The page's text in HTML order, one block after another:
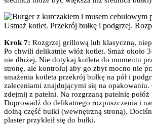
Usmaż kotlet. Przekrój bułkę i podgrzej.
Krok 7: Rozgrzej grillową lub klasyczną,
Po chwili delikatnie włóż kotlet. Smaż około
nie dłużej. Nie dotykaj kotleta do momentu
stronę, ale kontroluj aby go zbyt mocno nie
smażenia kotleta przekrój bułkę na pół i
zaleceniami znajdującymi się na
zdejmij z patelni. Na rozgrzaną patelnię połóż
Doprowadź do delikatnego rozpuszczenia i
dolną część bułki (wewnętrzną stroną).
plaster przykleił się do bułki.